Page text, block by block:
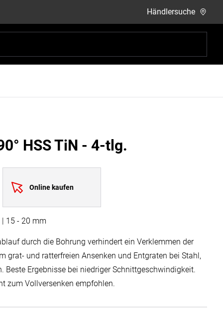
Händlersuche
HSS TiN - 4-tlg.
Online kaufen
| 15 - 20 mm
durch die Bohrung verhindert ein Verklemmen der
grat- und ratterfreien Ansenken und Entgraten bei Stahl,
Beste Ergebnisse bei niedriger Schnittgeschwindigkeit.
zum Vollversenken empfohlen.